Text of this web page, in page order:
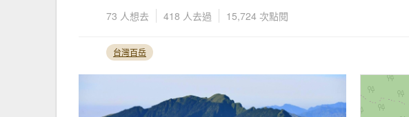
73 人想去 418 人去過 15,724 次點閱
台灣百岳